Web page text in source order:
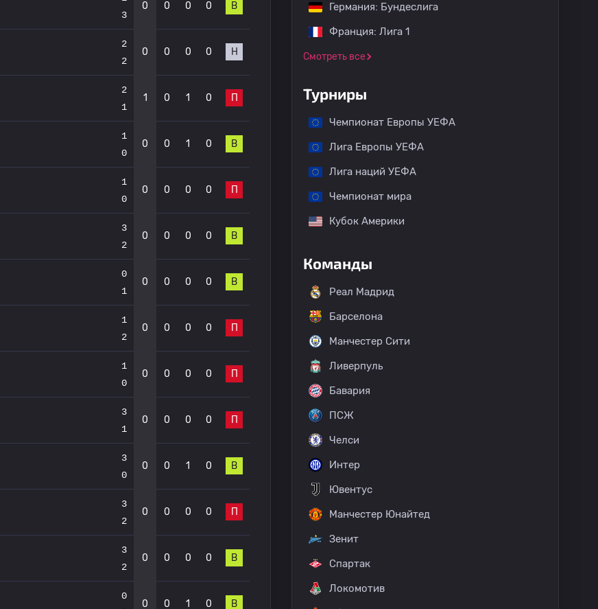
3
0 0 0 0 В
2
2
0 0 0 0 Н
2
1
1 0 1 0 П
1
0
0 0 1 0 В
1
0
0 0 0 0 П
3
2
0 0 0 0 В
0
1
0 0 0 0 В
1
2
0 0 0 0 П
1
0
0 0 0 0 П
3
1
0 0 0 0 П
3
0
0 0 1 0 В
3
2
0 0 0 0 П
3
2
0 0 0 0 В
0
0 0 1 0 В
Германия: Бундеслига
Франция: Лига 1
Смотреть все
Турниры
Чемпионат Европы УЕФА
Лига Европы УЕФА
Лига наций УЕФА
Чемпионат мира
Кубок Америки
Команды
Реал Мадрид
Барселона
Манчестер Сити
Ливерпуль
Бавария
ПСЖ
Челси
Интер
Ювентус
Манчестер Юнайтед
Зенит
Спартак
Локомотив